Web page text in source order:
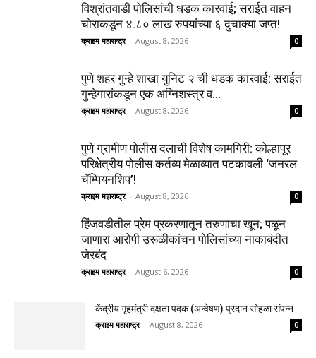
विश्रांतवाडी पोलिसांची धडक कारवाई; सराईत वाहन
चोराकडून ४.८० लाख रुपयांच्या ६ दुचाक्या जप्त!
क्राइम महाराष्ट्र - August 8, 2026 0
पुणे शहर गुन्हे शाखा युनिट २ ची धडक कारवाई: सराईत
गुन्हेगारांकडून एक अग्निशस्त्र व...
क्राइम महाराष्ट्र - August 8, 2026 0
पुणे ग्रामीण पोलीस दलाची विशेष कामगिरी: कोल्हापूर
परिक्षेत्रीय पोलीस कर्तव्य मेळाव्यात पटकावली ‘जनरल
चॅम्पियनशिप’!
क्राइम महाराष्ट्र - August 8, 2026 0
हिंजवडीतील प्रेम प्रकरणातून तरुणाचा खून; पळून
जाणारा आरोपी उरूळीकांचन पोलिसांच्या नाकाबंदीत
जेरबंद
क्राइम महाराष्ट्र - August 6, 2026 0
केंद्रीय गृहमंत्री दक्षता पदक (अन्वेषण) प्रदान सोहळा संपन्न
क्राइम महाराष्ट्र - August 8, 2026 0